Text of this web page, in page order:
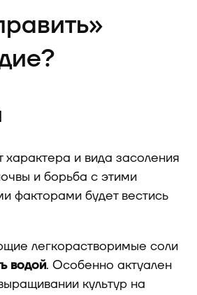
характера и вида засоления
и борьба с этими
факторами будет вестись
легкорастворимые соли
водой. Особенно актуален
культур на